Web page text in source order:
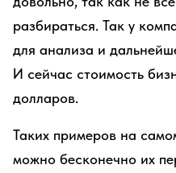
разбираться. Так у
для анализа и
И сейчас стоимость
долларов.
Таких примеров на
можно бесконечно их